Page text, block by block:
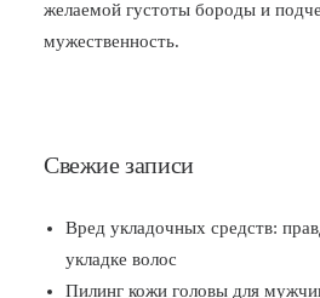
желаемой густоты бороды и
мужественность.
Свежие записи
Вред укладочных средств:
укладке волос
Пилинг кожи головы для